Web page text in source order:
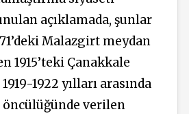
açıklamada, şunlar
Malazgirt meydan
1915’teki Çanakkale
1922 yılları arasında
verilen